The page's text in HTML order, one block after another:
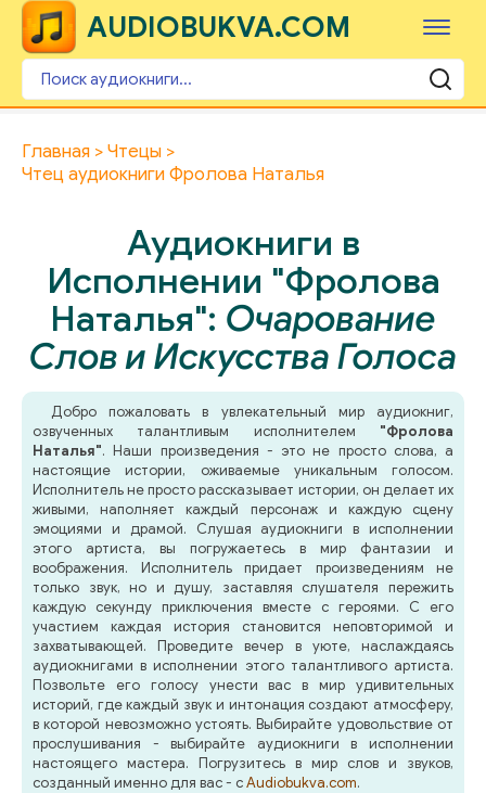
AUDIOBUKVA.COM
Главная
Чтецы
Чтец аудиокниги Фролова Наталья
Аудиокниги в
Исполнении "Фролова
Наталья": Очарование
Слов и Искусства Голоса
Добро пожаловать в увлекательный мир аудиокниг,
озвученных талантливым исполнителем "Фролова
Наталья". Наши произведения - это не просто слова, а
настоящие истории, оживаемые уникальным голосом.
Исполнитель не просто рассказывает истории, он делает их
живыми, наполняет каждый персонаж и каждую сцену
эмоциями и драмой. Слушая аудиокниги в исполнении
этого артиста, вы погружаетесь в мир фантазии и
воображения. Исполнитель придает произведениям не
только звук, но и душу, заставляя слушателя пережить
каждую секунду приключения вместе с героями. С его
участием каждая история становится неповторимой и
захватывающей. Проведите вечер в уюте, наслаждаясь
аудиокнигами в исполнении этого талантливого артиста.
Позвольте его голосу унести вас в мир удивительных
историй, где каждый звук и интонация создают атмосферу,
в которой невозможно устоять. Выбирайте удовольствие от
прослушивания - выбирайте аудиокниги в исполнении
настоящего мастера. Погрузитесь в мир слов и звуков,
созданный именно для вас - сAudiobukva.com.